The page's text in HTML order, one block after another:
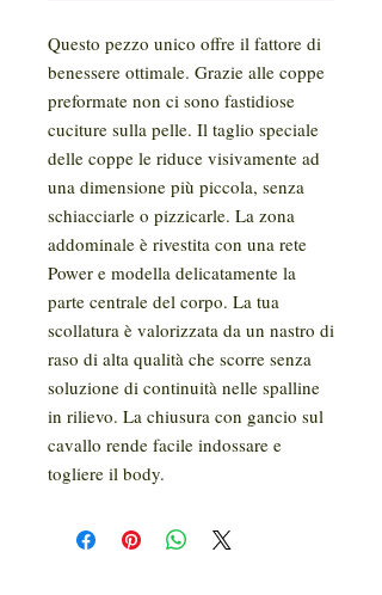
Questo pezzo unico offre il fattore di
benessere ottimale. Grazie alle coppe
preformate non ci sono fastidiose
cuciture sulla pelle. Il taglio speciale
delle coppe le riduce visivamente ad
una dimensione più piccola, senza
schiacciarle o pizzicarle. La zona
addominale è rivestita con una rete
Power e modella delicatamente la
parte centrale del corpo. La tua
scollatura è valorizzata da un nastro di
raso di alta qualità che scorre senza
soluzione di continuità nelle spalline
in rilievo. La chiusura con gancio sul
cavallo rende facile indossare e
togliere il body.